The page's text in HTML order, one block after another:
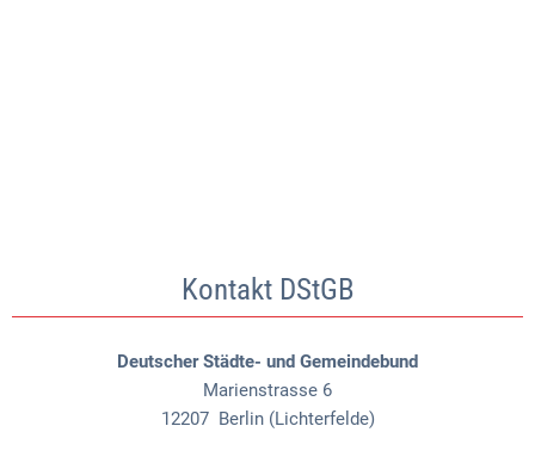
Kontakt DStGB
Deutscher Städte- und Gemeindebund
Marienstrasse 6
12207 Berlin (Lichterfelde)